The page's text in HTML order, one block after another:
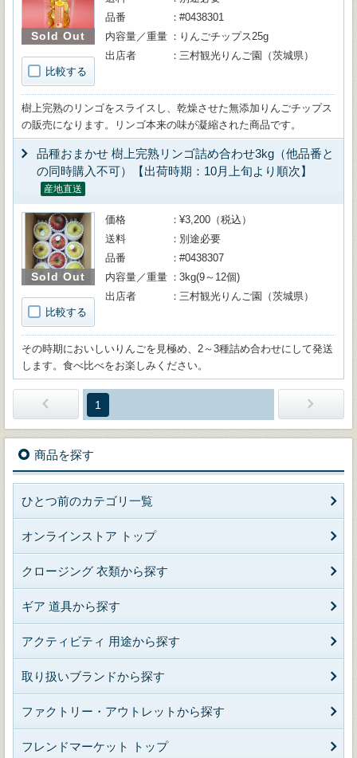
Sold Out
比較する
品番
#0438301
内容量／重量
りんごチップス25g
出店者
三村観光りんご園（茨城県）
樹上完熟のリンゴをスライスし、乾燥させた無添加りんごチップス
の販売になります。リンゴ本来の味が凝縮された商品です。
品種おまかせ 樹上完熟リンゴ詰め合わせ3kg（他品番と
の同時購入不可）【出荷時期：10月上旬より順次】
産地直送
Sold Out
比較する
価格
¥3,200（税込）
送料
別途必要
品番
#0438307
内容量／重量
3kg(9～12個)
出店者
三村観光りんご園（茨城県）
その時期においしいりんごを見極め、2～3種詰め合わせにして発送
します。食べ比べをお楽しみください。
1
商品を探す
ひとつ前のカテゴリ一覧
オンラインストア トップ
クロージング 衣類から探す
ギア 道具から探す
アクティビティ 用途から探す
取り扱いブランドから探す
ファクトリー・アウトレットから探す
フレンドマーケット トップ